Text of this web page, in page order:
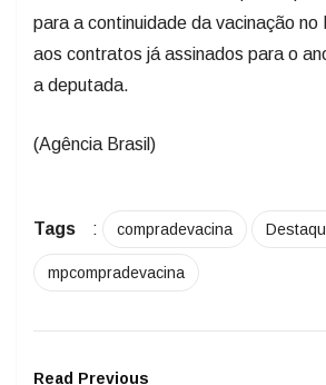
para a continuidade da vacinação no
aos contratos já assinados para o
a deputada.
(Agência Brasil)
Tags : compradevacina
mpcompradevacina
Read Previous